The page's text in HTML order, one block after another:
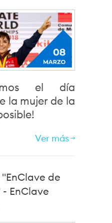
el día
la mujer de la
Ver más
de
EnClave